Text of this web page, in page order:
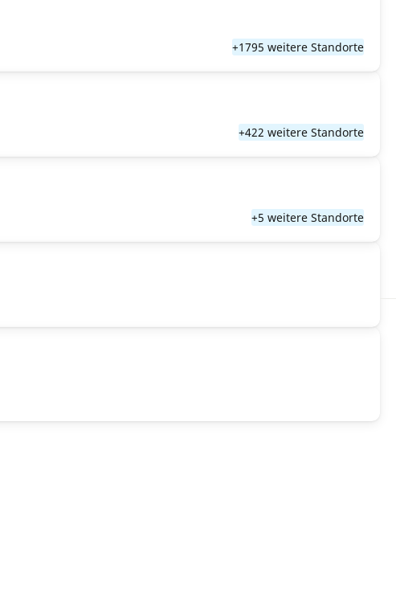
+1795 weitere Standorte
+422 weitere Standorte
+5 weitere Standorte